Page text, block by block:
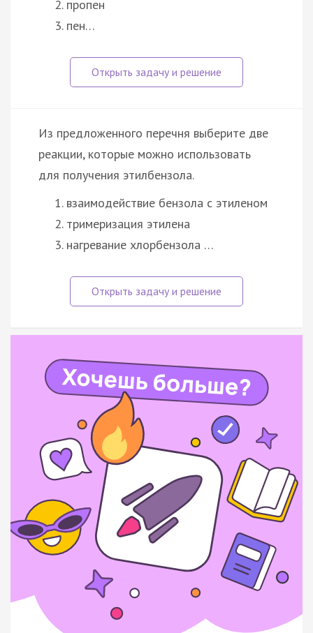
пропен
пен…
Из предложенного перечня выберите две
реакции, которые можно использовать
для получения этилбензола.
взаимодействие бензола с этиленом
тримеризация этилена
нагревание хлорбензола …